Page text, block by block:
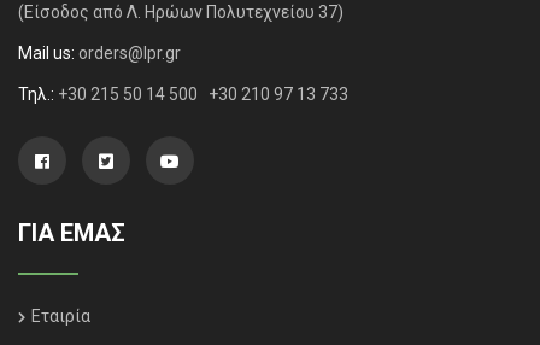
(Είσοδος από Λ. Ηρώων Πολυτεχνείου 37)
Mail us: orders@lpr.gr
Τηλ.: +30 215 50 14 500 +30 210 97 13 733
ΓΙΑ ΕΜΑΣ
Εταιρία